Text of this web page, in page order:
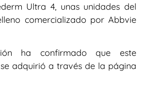
Ultra 4, unas unidades del
comercializado por Abbvie
ha confirmado que este
adquirió a través de la página